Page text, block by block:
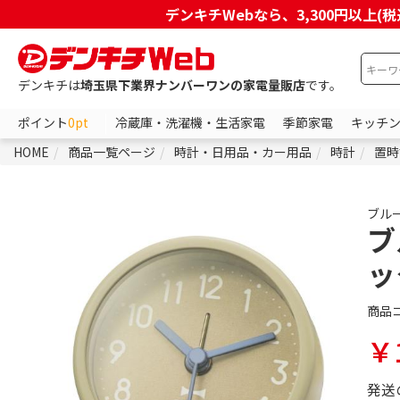
デンキチWebなら、3,300円以上(
デンキチは埼玉県下業界ナンバーワンの家電量販店です。
ポイント0pt 冷蔵庫・洗濯機・生活家電 季節家電
キッチ
HOME
商品一覧ページ 時計・日用品・カー用品 時計 置
ブル
商品
発送